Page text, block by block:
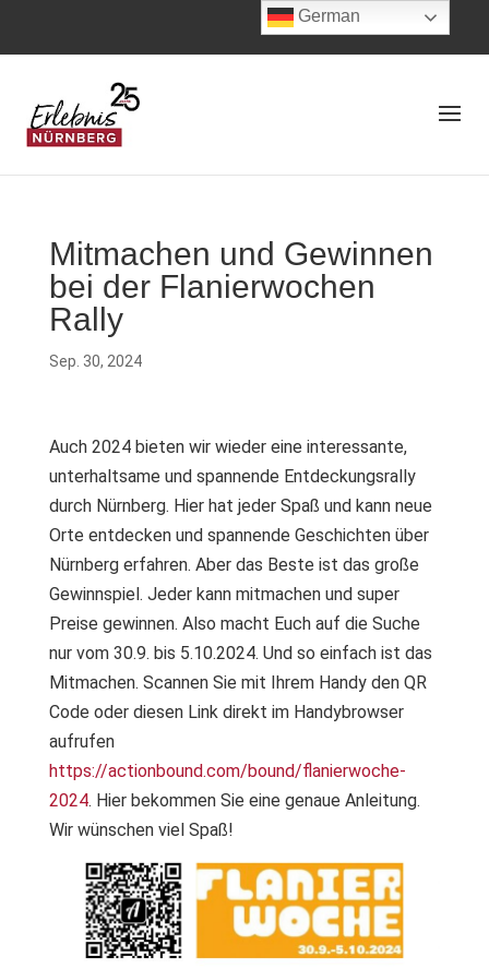
Mitmachen und Gewinnen
bei der Flanierwochen
Rally
Sep. 30, 2024
Auch 2024 bieten wir wieder eine interessante,
unterhaltsame und spannende Entdeckungsrally
durch Nürnberg. Hier hat jeder Spaß und kann neue
Orte entdecken und spannende Geschichten über
Nürnberg erfahren. Aber das Beste ist das große
Gewinnspiel. Jeder kann mitmachen und super
Preise gewinnen. Also macht Euch auf die Suche
nur vom 30.9. bis 5.10.2024. Und so einfach ist das
Mitmachen. Scannen Sie mit Ihrem Handy den QR
Code oder diesen Link direkt im Handybrowser
aufrufen
https://actionbound.com/bound/flanierwoche-
2024. Hier bekommen Sie eine genaue Anleitung.
Wir wünschen viel Spaß!
German